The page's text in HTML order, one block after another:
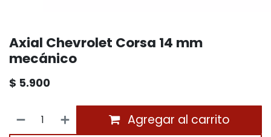
Axial Chevrolet Corsa 14 mm
mecánico
$ 5.900
Agregar al carrito